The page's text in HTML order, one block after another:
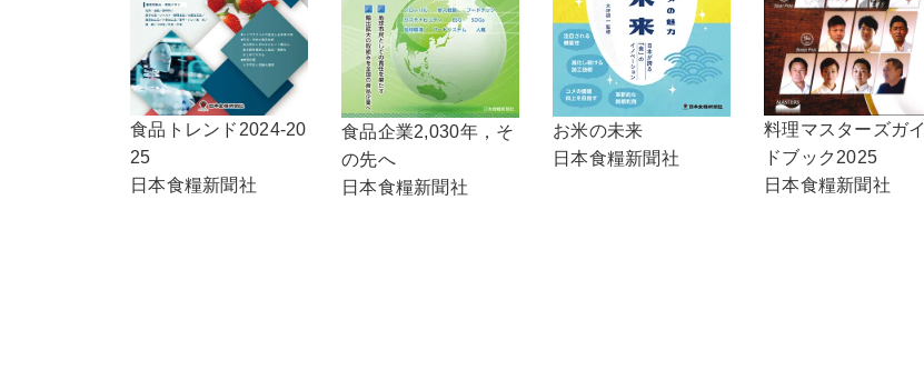
食品トレンド2024-20
25
日本食糧新聞社
食品企業2,030年，そ
の先へ
日本食糧新聞社
お米の未来
日本食糧新聞社
料理マスターズガイ
ドブック2025
日本食糧新聞社